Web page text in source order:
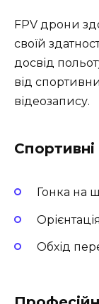
FPV дрони
своїй
досвід
від
відеозапису.
Гонка на
Обхід